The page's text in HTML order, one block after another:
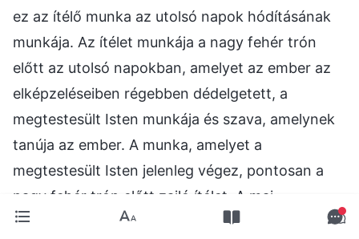
ez az ítélő munka az utolsó napok hódításának
munkája. Az ítélet munkája a nagy fehér trón
előtt az utolsó napokban, amelyet az ember az
elképzeléseiben régebben dédelgetett, a
megtestesült Isten munkája és szava, amelynek
tanúja az ember. A munka, amelyet a
megtestesült Isten jelenleg végez, pontosan a
nagy fehér trón előtt zajló ítélet. A mai
megtestesült Isten az az Isten, aki az utolsó